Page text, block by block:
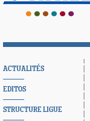
ACTUALITÉS
EDITOS
STRUCTURE LIGUE